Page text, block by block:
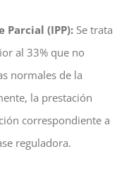
(IPP):Se trata
al 33% que no
normales de la
la prestación
correspondiente a
reguladora.